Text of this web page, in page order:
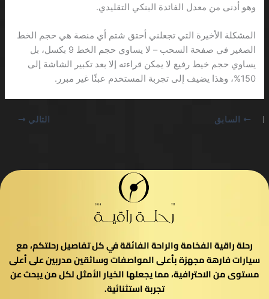
وهو أدنى من معدل الفائدة البنكي التقليدي.
المشكلة الأخيرة التي تجعلني أحتق شتم أي منصة هي حجم الخط
الصغير في صفحة السحب – لا يساوي حجم الخط 9 بكسل، بل
يساوي حجم خيط رفيع لا يمكن قراءته إلا بعد تكبير الشاشة إلى
150%، وهذا يضيف إلى تجربة المستخدم عبئًا غير مبرر.
السابق التالي
رحلة راقية الفخامة والراحة الفائقة في كل تفاصيل رحلتكم، مع
سيارات فارهة مجهزة بأعلى المواصفات وسائقين مدربين على أعلى
مستوى من الاحترافية، مما يجعلها الخيار الأمثل لكل من يبحث عن
تجربة استثنائية.